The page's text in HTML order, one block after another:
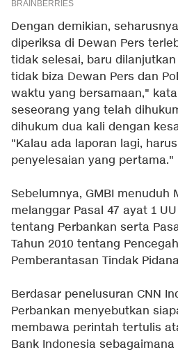
Dengan demikian,
diperiksa di Dewan Pers
tidak selesai, baru
tidak biza Dewan Pers dan
waktu yang bersamaan,"
seseorang yang telah
dihukum dua kali dengan
"Kalau ada laporan lagi,
penyelesaian yang pertama."
Sebelumnya, GMBI menuduh
melanggar Pasal 47 ayat 1
tentang Perbankan serta
Tahun 2010 tentang
Pemberantasan Tindak
Berdasar penelusuran CNN
Perbankan menyebutkan
membawa perintah tertulis
Bank Indonesia